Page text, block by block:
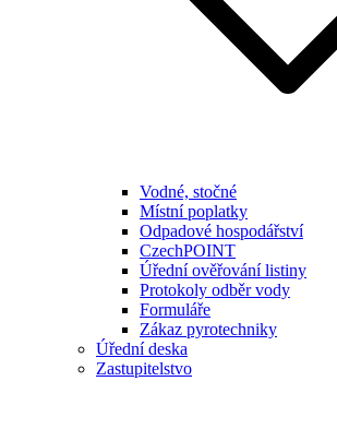
Vodné, stočné
Místní poplatky
Odpadové hospodářství
CzechPOINT
Úřední ověřování listiny
Protokoly odběr vody
Formuláře
Zákaz pyrotechniky
Úřední deska
Zastupitelstvo